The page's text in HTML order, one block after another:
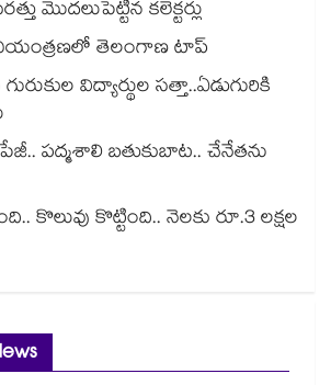
మొదలుపెట్టిన కలెక్టర్లు
తెలంగాణ టాప్‌‌‌‌‌‌‌‌‌‌‌‌‌‌‌‌
విద్యార్థుల సత్తా..ఏడుగురికి
పద్మశాలి బతుకుబాట.. చేనేతను
కొలువు కొట్టింది.. నెలకు రూ.3 లక్షల